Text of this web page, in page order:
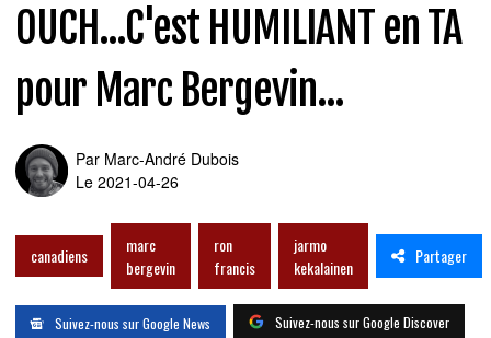
OUCH...C'est HUMILIANT en TA
pour Marc Bergevin...
Par Marc-André Dubois
Le 2021-04-26
canadiens
marc
bergevin
ron
francis
jarmo
kekalainen
Partager
Suivez-nous sur Google News Suivez-nous sur Google Discover